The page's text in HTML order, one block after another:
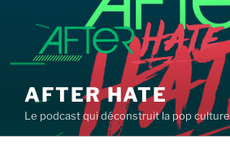
contenu
principal
AFTER HATE
Le podcast qui déconstruit la pop culture